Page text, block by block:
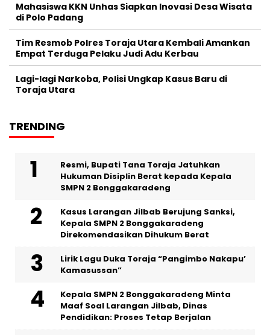
Mahasiswa KKN Unhas Siapkan Inovasi Desa Wisata
di Polo Padang
Tim Resmob Polres Toraja Utara Kembali Amankan
Empat Terduga Pelaku Judi Adu Kerbau
Lagi-lagi Narkoba, Polisi Ungkap Kasus Baru di
Toraja Utara
TRENDING
Resmi, Bupati Tana Toraja Jatuhkan
Hukuman Disiplin Berat kepada Kepala
SMPN 2 Bonggakaradeng
Kasus Larangan Jilbab Berujung Sanksi,
Kepala SMPN 2 Bonggakaradeng
Direkomendasikan Dihukum Berat
Lirik Lagu Duka Toraja “Pangimbo Nakapu’
Kamasussan”
Kepala SMPN 2 Bonggakaradeng Minta
Maaf Soal Larangan Jilbab, Dinas
Pendidikan: Proses Tetap Berjalan